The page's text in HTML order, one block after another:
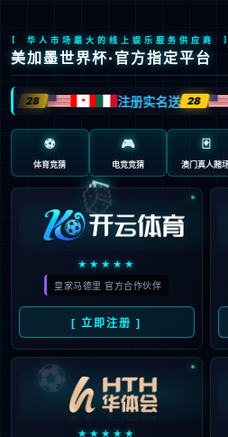
首页
集团概况
新闻中心
党建工作
业务概览
投资者关系
品牌文化
信息公开
采购平台